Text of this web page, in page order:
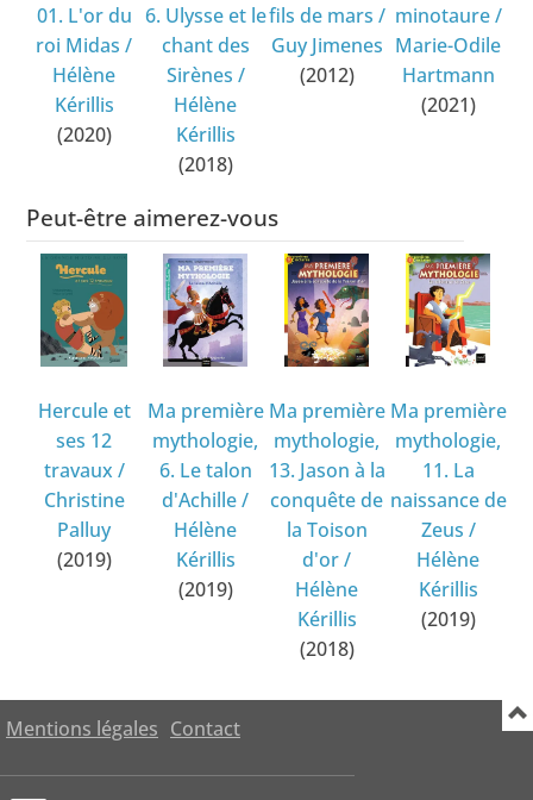
01. L'or du
roi Midas /
Hélène
Kérillis
(2020)
6. Ulysse et le
chant des
Sirènes /
Hélène
Kérillis
(2018)
fils de mars /
Guy Jimenes
(2012)
minotaure/
Marie-Odile
Hartmann
(2021)
Peut-être aimerez-vous
Hercule et
ses 12
travaux /
Christine
Palluy
(2019)
Ma première
mythologie,
6. Le talon
d'Achille/
Hélène
Kérillis
(2019)
Ma première
mythologie,
13. Jason à la
conquête de
la Toison
d'or/
Hélène
Kérillis
(2018)
Ma première
mythologie,
11. La
naissance de
Zeus /
Hélène
Kérillis
(2019)
Mentions légales Contact